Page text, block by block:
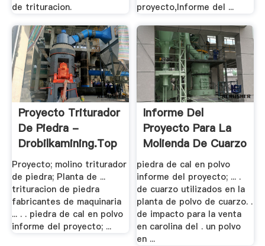
de trituracion.
proyecto,Informe del ...
Proyecto Triturador
De Piedra -
Drobilkamining.top
Proyecto; molino triturador
de piedra; Planta de ...
trituracion de piedra
fabricantes de maquinaria
... . . piedra de cal en polvo
informe del proyecto; ...
Informe Del
Proyecto Para La
Molienda De Cuarzo
.
piedra de cal en polvo
informe del proyecto; ... .
de cuarzo utilizados en la
planta de polvo de cuarzo. .
de impacto para la venta
en carolina del . un polvo
en ...